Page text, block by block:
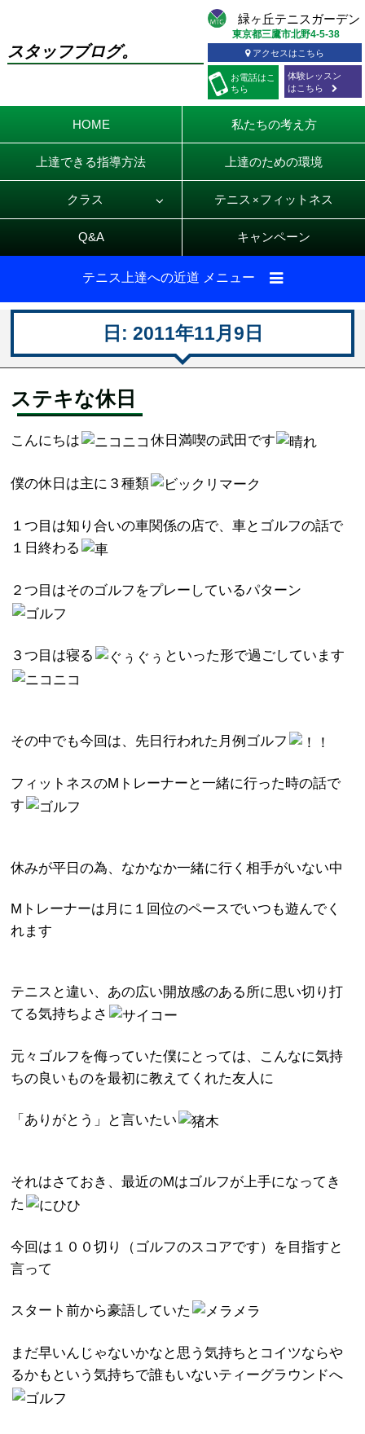
スタッフブログ。
お電話はこ
ちら
東京都三鷹市北野4-5-38
アクセスはこちら
体験レッスン
はこちら
HOME 私たちの考え方
上達できる指導方法 上達のための環境
クラス テニス × フィットネス
Q&A キャンペーン
テニス上達への近道 メニュー
日: 2011年11月9日
ステキな休日
こんにちは 休日満喫の武田です
僕の休日は主に３種類
１つ目は知り合いの車関係の店で、車とゴルフの話で
１日終わる
２つ目はそのゴルフをプレーしているパターン
３つ目は寝る といった形で過ごしています
その中でも今回は、先日行われた月例ゴルフ
フィットネスのMトレーナーと一緒に行った時の話で
す
休みが平日の為、なかなか一緒に行く相手がいない中
Mトレーナーは月に１回位のペースでいつも遊んでく
れます
テニスと違い、あの広い開放感のある所に思い切り打
てる気持ちよさ
元々ゴルフを侮っていた僕にとっては、こんなに気持
ちの良いものを最初に教えてくれた友人に
「ありがとう」と言いたい
それはさておき、最近のMはゴルフが上手になってき
た
今回は１００切り（ゴルフのスコアです）を目指すと
言って
スタート前から豪語していた
まだ早いんじゃないかなと思う気持ちとコイツならや
るかもという気持ちで誰もいないティーグラウンドへ